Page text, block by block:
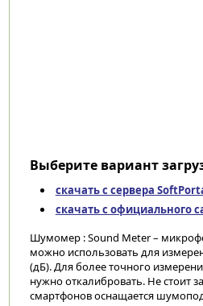
Выберите вариант
скачать с сервера
скачать с официального
Шумомер : Sound Meter –
можно использовать для
(дБ). Для более точного
нужно откалибровать. Не стоит
смартфонов оснащается